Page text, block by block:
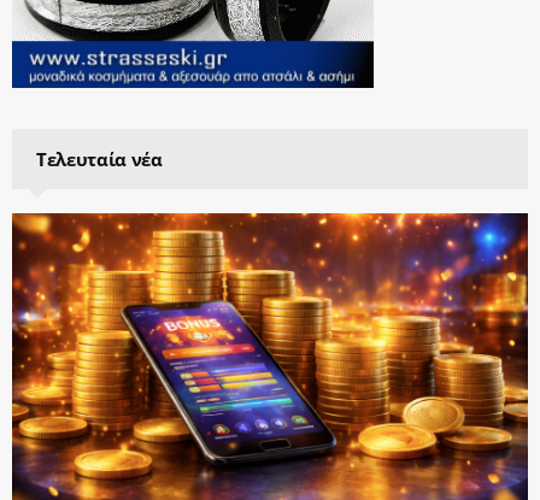
Τελευταία νέα